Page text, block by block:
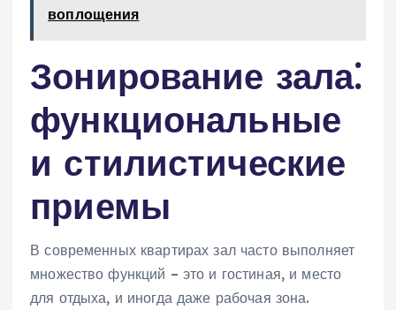
воплощения
Зонирование зала⁚
функциональные
и стилистические
приемы
В современных квартирах зал часто выполняет
множество функций – это и гостиная‚ и место
для отдыха‚ и иногда даже рабочая зона.